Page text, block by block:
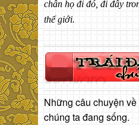
chân họ đi đó, đi đây
thế giới.
Những câu chuyện
chúng ta đang sống.